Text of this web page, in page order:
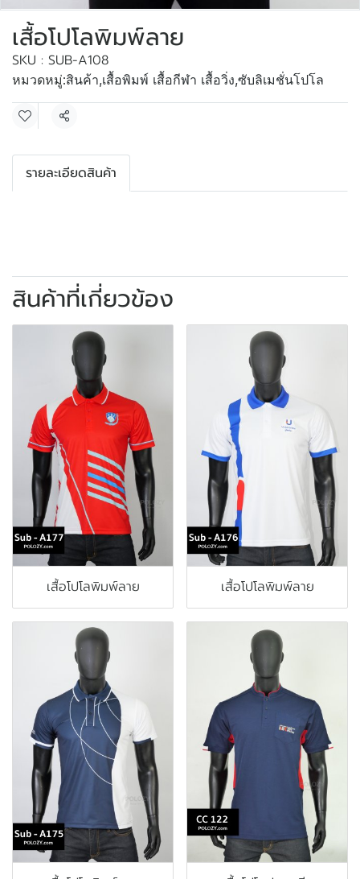
เสื้อโปโลพิมพ์ลาย
SKU : SUB-A108
หมวดหมู่:สินค้า,เสื้อพิมพ์ เสื้อกีฬา เสื้อวิ่ง,ซับลิเมชั่นโปโล
แชร์
รายละเอียดสินค้า
สินค้าที่เกี่ยวข้อง
เสื้อโปโลพิมพ์ลาย เสื้อโปโลพิมพ์ลาย